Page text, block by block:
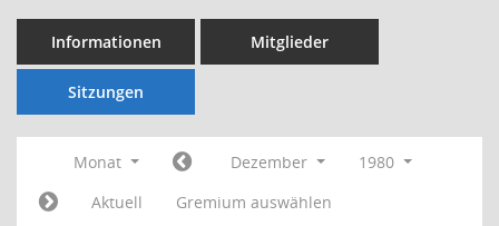
Informationen Mitglieder
Sitzungen
Monat Dezember
1980
Aktuell
Gremium auswählen